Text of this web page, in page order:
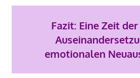
Fazit: Eine Zeit
emotionalen